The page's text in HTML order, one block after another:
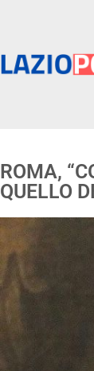
ROMA,
QUELLO